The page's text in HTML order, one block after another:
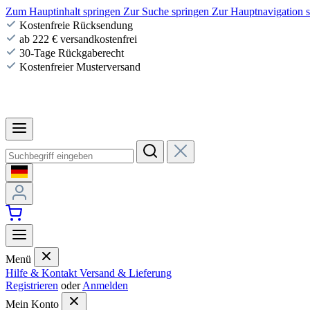
Zum Hauptinhalt springen Zur Suche springen Zur Hauptnavigation
Kostenfreie Rücksendung
ab 222 € versandkostenfrei
30-Tage Rückgaberecht
Kostenfreier Musterversand
Menü
Hilfe & Kontakt Versand & Lieferung
Registrieren oder Anmelden
Mein Konto